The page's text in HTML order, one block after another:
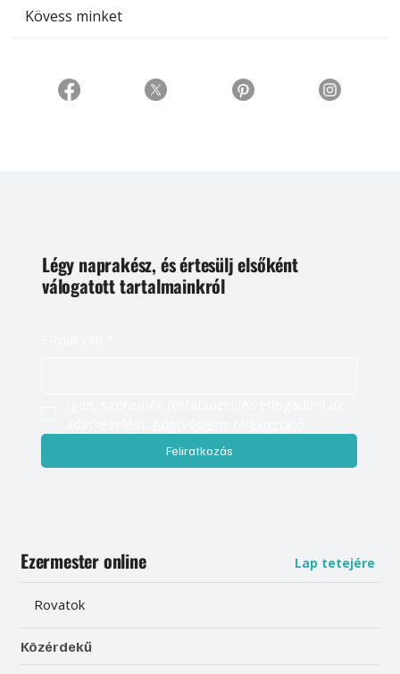
Kövess minket
Légy naprakész, és értesülj elsőként
válogatott tartalmainkról
Feliratkozás
Ezermester online Lap tetejére
Rovatok
Közérdekű